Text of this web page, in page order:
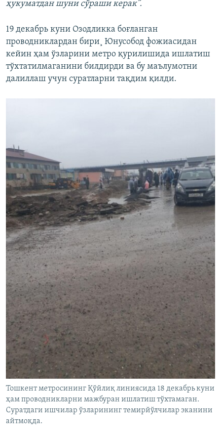
ҳукуматдан шуни сўраши керак”.
19 декабрь куни Озодликка боғланган
проводниклардан бири¸ Юнусобод фожиасидан
кейин ҳам ўзларини метро қурилишида ишлатиш
тўхтатилмаганини билдирди ва бу маълумотни
далиллаш учун суратларни тақдим қилди.
Тошкент метросининг Қўйлиқ линиясида 18 декабрь куни
ҳам проводникларни мажбуран ишлатиш тўхтамаган.
Суратдаги ишчилар ўзларининг темирйўлчилар эканини
айтмоқда.